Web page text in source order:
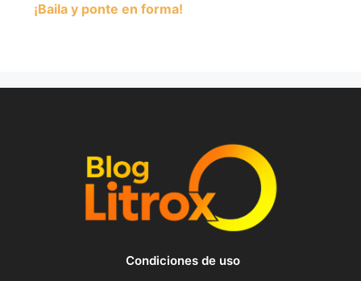
¡Baila y ponte en forma!
Condiciones de uso